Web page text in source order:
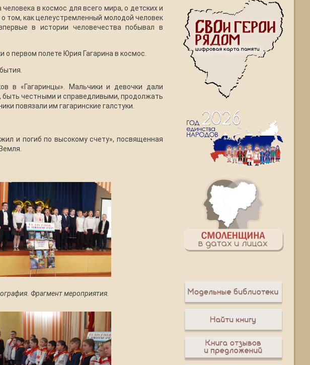
в космос для всего мира, о детских и
том, как целеустремленный молодой человек
в истории человечества побывал в
первом полете Юрия Гагарина в космос.
в «Гагаринцы». Мальчики и девочки дали
честными и справедливыми, продолжать
повязали им гагаринские галстуки.
и погиб по высокому счету», посвященная
Фрагмент мероприятия.